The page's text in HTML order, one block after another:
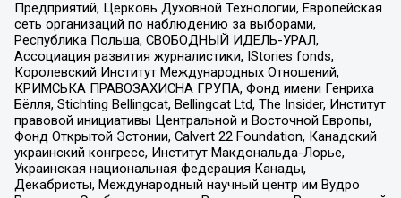
Предприятий, Церковь Духовной Технологии, Европейская
сеть организаций по наблюдению за выборами,
Республика Польша, СВОБОДНЫЙ ИДЕЛЬ-УРАЛ,
Ассоциация развития журналистики, IStories fonds,
Королевский Институт Международных Отношений,
КРИМСЬКА ПРАВОЗАХИСНА ГРУПА, Фонд имени Генриха
Бёлля, Stichting Bellingcat, Bellingcat Ltd, The Insider, Институт
правовой инициативы Центральной и Восточной Европы,
Фонд Открытой Эстонии, Calvert 22 Foundation, Канадский
украинский конгресс, Институт Макдональда-Лорье,
Украинская национальная федерация Канады,
Декабристы, Международный научный центр им Вудро